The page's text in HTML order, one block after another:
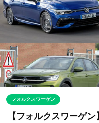
フォルクスワーゲン
【フォルクスワーゲ